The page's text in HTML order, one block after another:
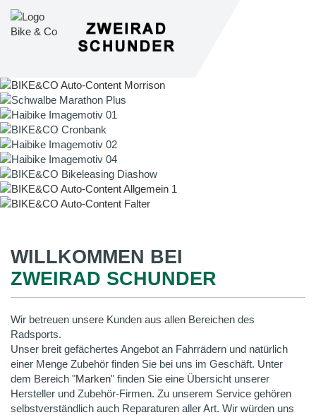
WILLKOMMEN BEI
ZWEIRAD SCHUNDER
Wir betreuen unsere Kunden aus allen Bereichen des
Radsports.
Unser breit gefächertes Angebot an Fahrrädern und natürlich
einer Menge Zubehör finden Sie bei uns im Geschäft. Unter
dem Bereich "Marken" finden Sie eine Übersicht unserer
Hersteller und Zubehör-Firmen. Zu unserem Service gehören
selbstverständlich auch Reparaturen aller Art. Wir würden uns